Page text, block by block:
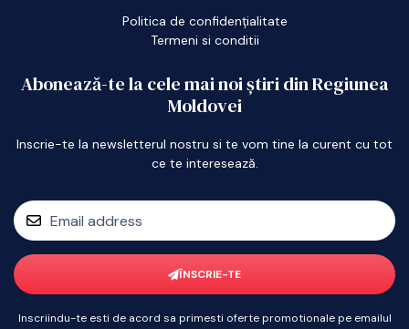
Politica de confidențialitate
Termeni si conditii
Abonează-te la cele mai noi știri din Regiunea
Moldovei
Inscrie-te la newsletterul nostru si te vom tine la curent cu tot
ce te interesează.
ÎNSCRIE-TE
Inscriindu-te esti de acord sa primesti oferte promotionale pe emailul